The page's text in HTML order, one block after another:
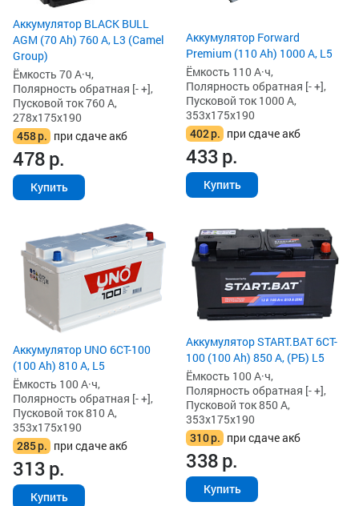
Аккумулятор BLACK BULL
AGM (70 Ah) 760 А, L3 (Camel
Group)
Ёмкость 70 А·ч,
Полярность обратная [- +],
Пусковой ток 760 А,
278x175x190
458р. при сдаче акб
478р.
Купить
Аккумулятор Forward
Premium (110 Ah) 1000 А, L5
Ёмкость 110 А·ч,
Полярность обратная [- +],
Пусковой ток 1000 А,
353x175x190
402р. при сдаче акб
433р.
Купить
Аккумулятор UNO 6CT-100
(100 Ah) 810 А, L5
Ёмкость 100 А·ч,
Полярность обратная [- +],
Пусковой ток 810 А,
353x175x190
285р. при сдаче акб
313р.
Купить
Аккумулятор START.BAT 6CT-
100 (100 Ah) 850 А, (РБ) L5
Ёмкость 100 А·ч,
Полярность обратная [- +],
Пусковой ток 850 А,
353x175x190
310р. при сдаче акб
338р.
Купить